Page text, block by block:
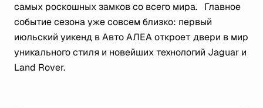
самых роскошных замков со всего мира. Главное
событие сезона уже совсем близко: первый
июльский уикенд в Авто АЛЕА откроет двери в мир
уникального стиля и новейших технологий Jaguar и
Land Rover.